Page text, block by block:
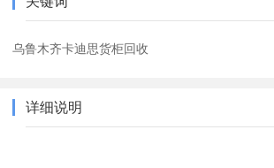
乌鲁木齐卡迪思货柜回收
详细说明